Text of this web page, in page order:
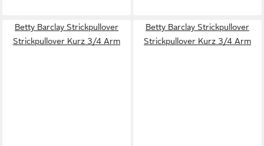
Betty Barclay Strickpullover
Strickpullover Kurz 3/4 Arm
Betty Barclay Strickpullover
Strickpullover Kurz 3/4 Arm